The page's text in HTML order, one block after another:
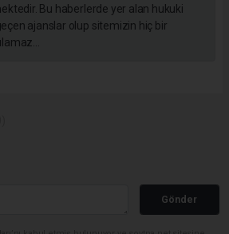
Bu haberlerde yer alan hukuki
ajanslar olup sitemizin hiç bir
Gönder